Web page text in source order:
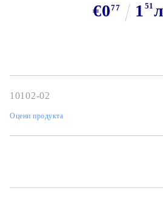
€077 1 51
10102-02
Оцени продукта